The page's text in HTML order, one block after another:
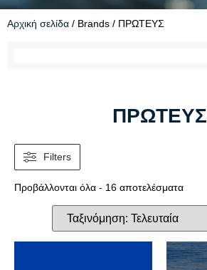
Αρχική σελίδα / Brands / ΠΡΩΤΕΥΣ
ΠΡΩΤΕΥΣ
Filters
Προβάλλονται όλα - 16 αποτελέσματα